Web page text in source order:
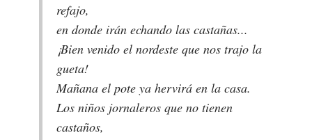
refajo,
en donde irán echando las castañas...
¡Bien venido el nordeste que nos trajo la
gueta!
Mañana el pote ya hervirá en la casa.
Los niños jornaleros que no tienen
castaños,